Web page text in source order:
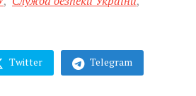
Twitter Telegram